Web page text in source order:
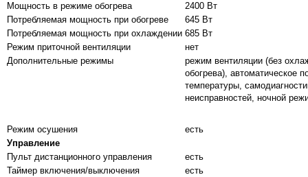
Мощность в режиме обогрева
2400 Вт
Потребляемая мощность при обогреве
645 Вт
Потребляемая мощность при охлаждении 685 Вт
Режим приточной вентиляции
нет
Дополнительные режимы
режим вентиляции (без
обогрева), автоматическое
температуры,
неисправностей, ночной
Режим осушения
есть
Управление
Пульт дистанционного управления
есть
Таймер включения/выключения
есть